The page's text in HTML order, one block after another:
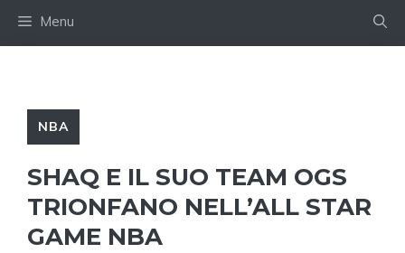
Menu
NBA
SHAQ E IL SUO TEAM OGS
TRIONFANO NELL’ALL STAR
GAME NBA